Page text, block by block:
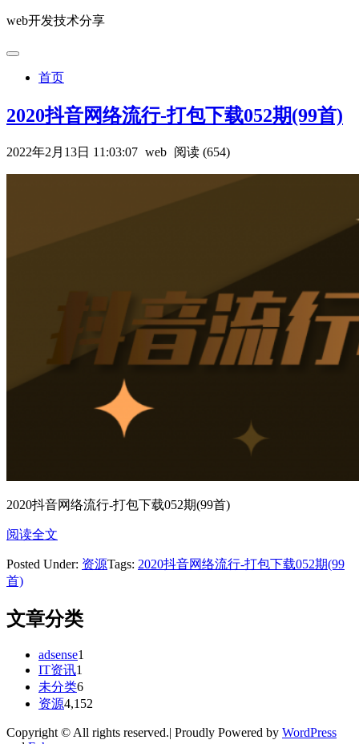
web开发技术分享
首页
2020抖音网络流行-打包下载052期(99首)
2022年2月13日 11:03:07 web 阅读 (654)
2020抖音网络流行-打包下载052期(99首)
阅读全文
Posted Under: 资源Tags: 2020抖音网络流行-打包下载052期(99
首)
文章分类
adsense1
IT资讯1
未分类6
资源4,152
Copyright © All rights reserved.| Proudly Powered by WordPress